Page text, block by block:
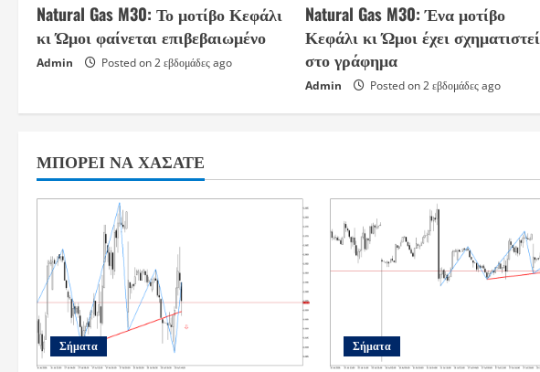
Natural Gas M30: Το μοτίβο Κεφάλι
κι Ώμοι φαίνεται επιβεβαιωμένο
Admin Posted on 2 εβδομάδες ago
Natural Gas M30: Ένα μοτίβο
Κεφάλι κι Ώμοι έχει σχηματιστεί
στο γράφημα
Admin Posted on 2 εβδομάδες ago
ΜΠΟΡΕΊ ΝΑ ΧΆΣΑΤΕ
Σήματα Σήματα